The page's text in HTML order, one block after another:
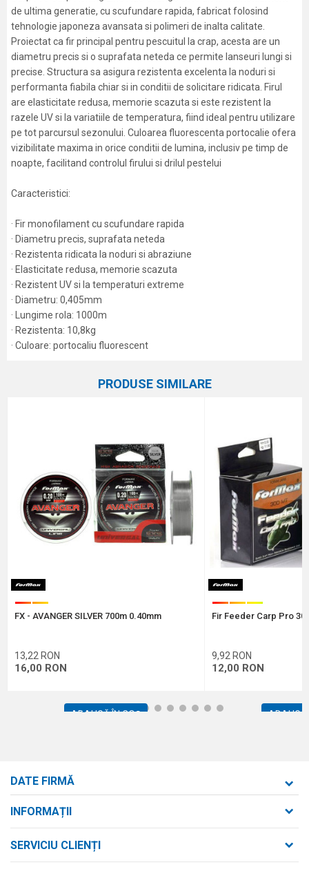
de ultima generatie, cu scufundare rapida, fabricat folosind
tehnologie japoneza avansata si polimeri de inalta calitate.
Proiectat ca fir principal pentru pescuitul la crap, acesta are un
diametru precis si o suprafata neteda ce permite lanseuri lungi si
precise. Structura sa asigura rezistenta excelenta la noduri si
performanta fiabila chiar si in conditii de solicitare ridicata. Firul
are elasticitate redusa, memorie scazuta si este rezistent la
razele UV si la variatiile de temperatura, fiind ideal pentru utilizare
pe tot parcursul sezonului. Culoarea fluorescenta portocalie ofera
vizibilitate maxima in orice conditii de lumina, inclusiv pe timp de
noapte, facilitand controlul firului si drilul pestelui
Caracteristici:
· Fir monofilament cu scufundare rapida
· Diametru precis, suprafata neteda
· Rezistenta ridicata la noduri si abraziune
· Elasticitate redusa, memorie scazuta
· Rezistent UV si la temperaturi extreme
· Diametru: 0,405mm
· Lungime rola: 1000m
· Rezistenta: 10,8kg
· Culoare: portocaliu fluorescent
Monofilament
PRODUSE SIMILARE
FX - AVANGER SILVER 700m 0.40mm
13,22 RON
16,00 RON
ADAUGĂ ÎN COȘ
Fir Feeder Carp Pro
9,92 RON
12,00 RON
ADAUGĂ
1 2 3 4 5 6 7 8 9 101112
DATE FIRMĂ
strada Bld. Mihai Viteazul nr. 169/B
INFORMAȚII
SERVICIU CLIENȚI